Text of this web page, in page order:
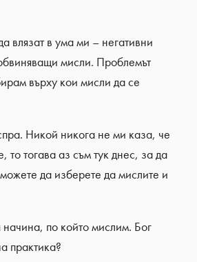
влязат в ума ми – негативни
мисли. Проблемът
върху кои мисли да се
Никой никога не ми каза, че
тогава аз съм тук днес, за да
да изберете да мислите и
по който мислим. Бог
практика?